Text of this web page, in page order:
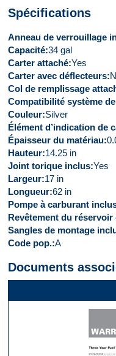
Spécifications
Anneau de verrouillage
Capacité 34 gal
Carter attaché Yes
Carter avec déflecteurs
Col de remplissage
Compatibilité système
Couleur Silver
Élément d’indication de
Épaisseur du matériau
Hauteur 14.25 in
Joint torique inclus Yes
Largeur 17 in
Longueur 62 in
Pompe à carburant
Revêtement du
Sangles de montage
Code pop. A
Documents